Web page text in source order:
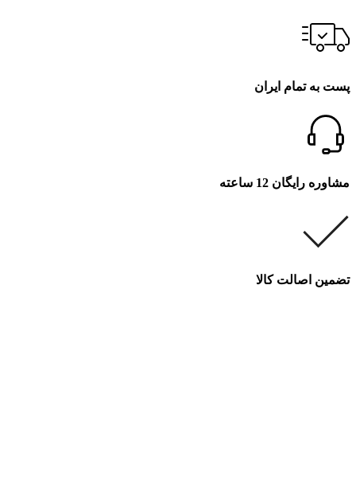
پست به تمام ایران
مشاوره رایگان 12 ساعته
تضمین اصالت کالا